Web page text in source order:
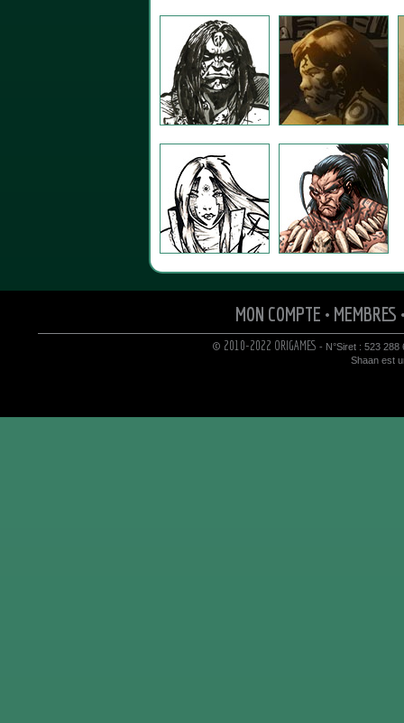
MON COMPTE • MEMBRES
© 2010-2022 ORIGAMES - N°Siret : 523 288
Shaan est